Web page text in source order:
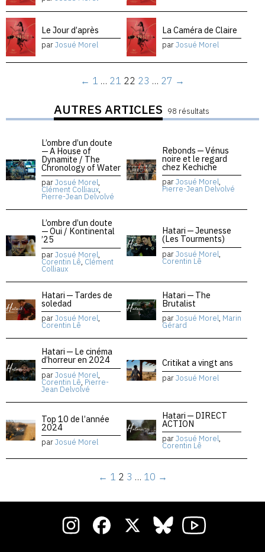
Le Jour d’après
parJosué Morel
La Caméra de Claire
parJosué Morel
← 1 … 21 22 23 … 27 →
AUTRES ARTICLES 98 résultats
L’ombre d’un doute
— A House of
Dynamite / The
Chronology of Water
parJosué Morel,
Clément Colliaux,
Pierre-Jean Delvolvé
Rebonds — Vénus
noire et le regard
chez Kechiche
parJosué Morel,
Pierre-Jean Delvolvé
L’ombre d’un doute
— Oui / Kontinental
’25
parJosué Morel,
Corentin Lê, Clément
Colliaux
Hatari — Jeunesse
(Les Tourments)
parJosué Morel,
Corentin Lê
Hatari — Tardes de
soledad
parJosué Morel,
Corentin Lê
Hatari — The
Brutalist
parJosué Morel, Marin
Gérard
Hatari — Le cinéma
d’horreur en 2024
parJosué Morel,
Corentin Lê, Pierre-
Jean Delvolvé
Critikat a vingt ans
parJosué Morel
Top 10 de l’année
2024
parJosué Morel
Hatari — DIRECT
ACTION
parJosué Morel,
Corentin Lê
← 1 2 3 … 10 →